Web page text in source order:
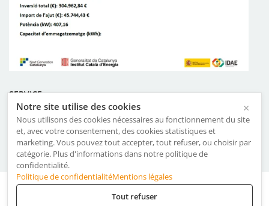
SERVICE
Certificats
Termes et conditions d’utilisation
Politique du système de gestion
Politique de Confidentialité
Notre site utilise des cookies ×
Nous utilisons des cookies nécessaires au fonctionnement du site
et, avec votre consentement, des cookies statistiques et
marketing. Vous pouvez tout accepter, tout refuser, ou choisir par
catégorie. Plus d'informations dans notre politique de
confidentialité.
Politique de confidentialitéMentions légales
Tout refuser